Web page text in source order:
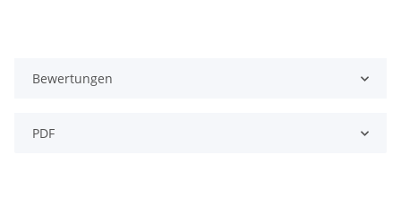
Bewertungen
PDF